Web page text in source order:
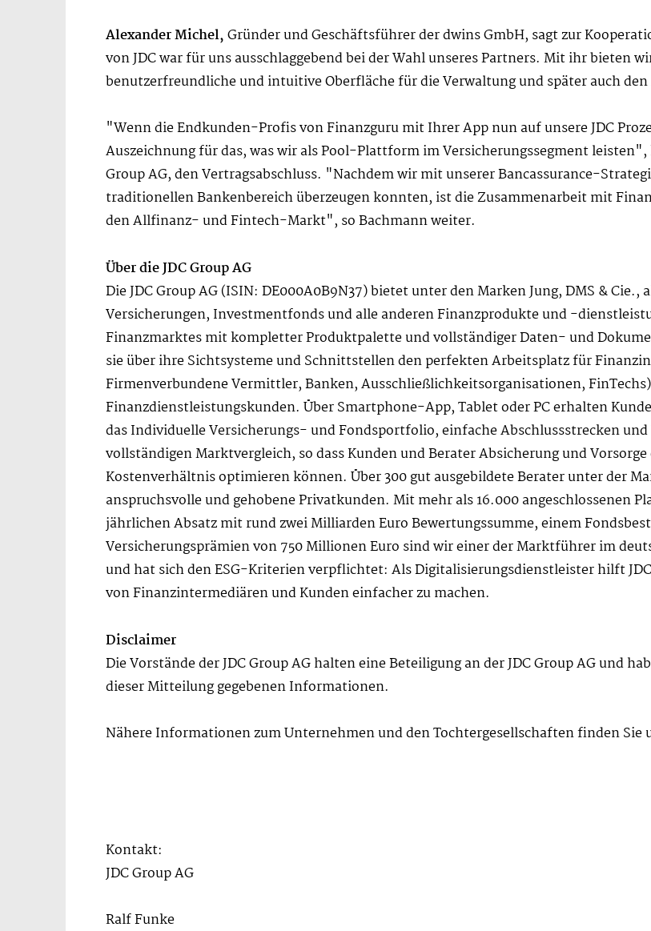
Alexander Michel,Gründer und Geschäftsführer der dwins GmbH, sagt zur
von JDC war für uns ausschlaggebend bei der Wahl unseres Partners. Mit ihr bieten
benutzerfreundliche und intuitive Oberfläche für die Verwaltung und später auch
"Wenn die Endkunden-Profis von Finanzguru mit Ihrer App nun auf unsere JDC
Auszeichnung für das, was wir als Pool-Plattform im Versicherungssegment
Group AG, den Vertragsabschluss. "Nachdem wir mit unserer Bancassurance-
traditionellen Bankenbereich überzeugen konnten, ist die Zusammenarbeit mit
den Allfinanz- und Fintech-Markt", so Bachmann weiter.
Über die JDC Group AG
Die JDC Group AG (ISIN: DE000A0B9N37) bietet unter den Marken Jung, DMS &
Versicherungen, Investmentfonds und alle anderen Finanzprodukte und -
Finanzmarktes mit kompletter Produktpalette und vollständiger Daten- und
sie über ihre Sichtsysteme und Schnittstellen den perfekten Arbeitsplatz für
Firmenverbundene Vermittler, Banken, Ausschließlichkeitsorganisationen,
Finanzdienstleistungskunden. Über Smartphone-App, Tablet oder PC erhalten
das Individuelle Versicherungs- und Fondsportfolio, einfache Abschlussstrecken
vollständigen Marktvergleich, so dass Kunden und Berater Absicherung und
Kostenverhältnis optimieren können. Über 300 gut ausgebildete Berater unter der
anspruchsvolle und gehobene Privatkunden. Mit mehr als 16.000 angeschlossenen
jährlichen Absatz mit rund zwei Milliarden Euro Bewertungssumme, einem
Versicherungsprämien von 750 Millionen Euro sind wir einer der Marktführer im
und hat sich den ESG-Kriterien verpflichtet: Als Digitalisierungsdienstleister hilft
von Finanzintermediären und Kunden einfacher zu machen.
Disclaimer
Die Vorstände der JDC Group AG halten eine Beteiligung an der JDC Group AG und
dieser Mitteilung gegebenen Informationen.
Nähere Informationen zum Unternehmen und den Tochtergesellschaften finden Sie
Kontakt:
JDC Group AG
Ralf Funke